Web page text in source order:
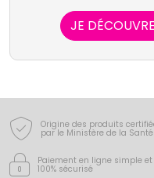
et aux
JE
Origine des produits
par le Ministère de la Santé
Paiement en ligne simple et
100% sécurisé